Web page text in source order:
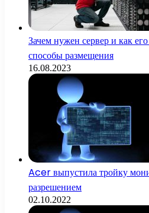
Зачем нужен сервер и как
способы размещения
16.08.2023
Acer выпустила тройку
разрешением
02.10.2022